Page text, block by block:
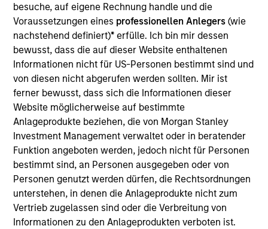
besuche, auf eigene Rechnung handle und die
Voraussetzungen eines professionellen Anlegers(wie
nachstehend definiert)* erfülle. Ich bin mir dessen
bewusst, dass die auf dieser Website enthaltenen
Informationen nicht für US-Personen bestimmt sind und
von diesen nicht abgerufen werden sollten. Mir ist
ferner bewusst, dass sich die Informationen dieser
Website möglicherweise auf bestimmte
Anlageprodukte beziehen, die von Morgan Stanley
Investment Management verwaltet oder in beratender
Funktion angeboten werden, jedoch nicht für Personen
bestimmt sind, an Personen ausgegeben oder von
Personen genutzt werden dürfen, die Rechtsordnungen
unterstehen, in denen die Anlageprodukte nicht zum
Vertrieb zugelassen sind oder die Verbreitung von
Informationen zu den Anlageprodukten verboten ist.
strategic add-on acquisitions and thoughtful
capitalization. We invest primarily in control
transactions via founder-led recapitalizations, growth
equity investments, industry roll-ups, management
buyouts, corporate carve-outs and platform builds.
Throughout our history, we have maintained a
consistent middle-market focus, investing in
companies across a broad range of industries with
enterprise values from $200 million to $800 million
and EBITDA from $15 million to $60 million.
How We Work With Companies